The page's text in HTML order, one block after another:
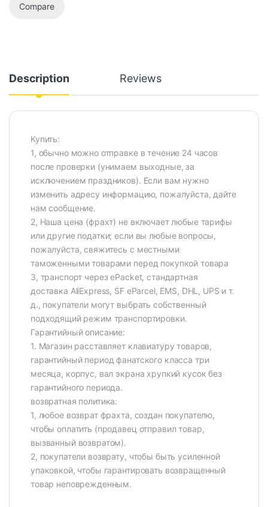
Compare
Description Reviews
Купить:
1, обычно можно отправке в течение 24 часов
после проверки (унимаем выходные, за
исключением праздников). Если вам нужно
изменить адресу информацию, пожалуйста, дайте
нам сообщение.
2, Наша цена (фрахт) не включает любые тарифы
или другие податки; если вы любые вопросы,
пожалуйста, свяжитесь с местными
таможенными товарами перед покупкой товара
3, транспорт через ePacket, стандартная
доставка AliExpress, SF eParcel, EMS, DHL, UPS и т.
д., покупатели могут выбрать собственный
подходящий режим транспортировки.
Гарантийный описание:
1. Магазин расставляет клавиатуру товаров,
гарантийный период фанатского класса три
месяца, корпус, вал экрана хрупкий кусок без
гарантийного периода.
возвратная политика:
1, любое возврат фрахта, создан покупателю,
чтобы оплатить (продавец отправил товар,
вызванный возвратом).
2, покупатели возврату, чтобы быть усиленной
упаковкой, чтобы гарантировать возвращенный
товар неповрежденным.